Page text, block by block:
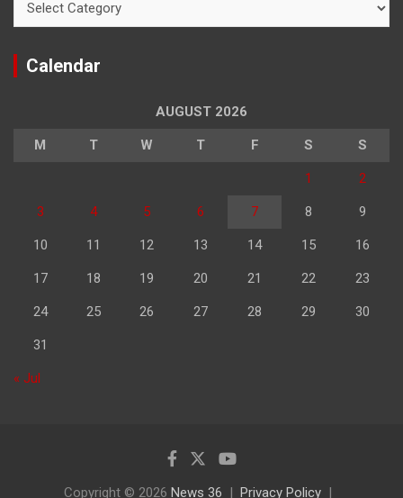
Calendar
AUGUST 2026
M T W T F S S
1 2
3 4 5 6 7 8 9
10 11 12 13 14 15 16
17 18 19 20 21 22 23
24 25 26 27 28 29 30
31
« Jul
Copyright © 2026 News 36 Privacy Policy